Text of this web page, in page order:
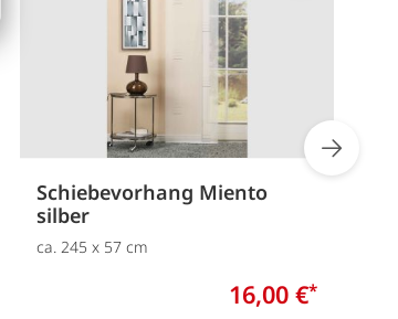
Schiebevorhang Miento
silber
ca. 245 x 57 cm
16,00 €*